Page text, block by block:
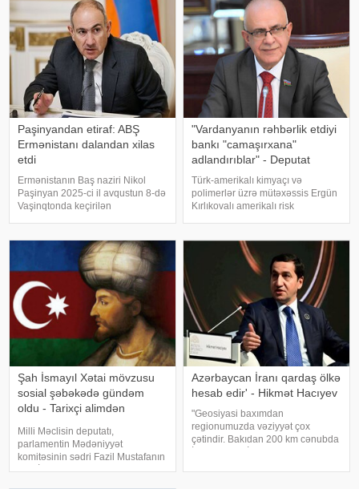
istinadən yazır ki, Baş nazi
səhifələri yayıb. xəbər verir ki,
yayıla
Paşinyandan etiraf: ABŞ
Ermənistanı dalandan xilas
etdi
Ermənistanın Baş naziri Nikol
Paşinyan 2025-ci il avqustun 8-də
Vaşinqtonda keçirilən
ölkəsini "dalandan çıxardığını" və
yeni imkanlar yaratdığını bildirib
"Vardanyanın rəhbərlik etdiyi
bankı "camaşırxana"
adlandırıblar" - Deputat
Türk-amerikalı kimyaçı və
polimerlər üzrə mütəxəssis Ergün
Kırlıkovalı amerikalı risk
ünvanlayaraq, onun Ruben
Vardanyanı dəstəkləməsini və
Vardanyan həbsdə olduğu
Şah İsmayıl Xətai mövzusu
sosial şəbəkədə gündəm
oldu - Tarixçi alimdən
Milli Məclisin deputatı,
parlamentin Mədəniyyət
komitəsinin sədri Fazil Mustafanın
Şah İsmayıl Xətai ilə bağlı
Azərbaycan İranı qardaş ölkə
hesab edir' - Hikmət Hacıyev
"Geosiyasi baxımdan
regionumuzda vəziyyət çox
çətindir. Bakıdan 200 km cənubda